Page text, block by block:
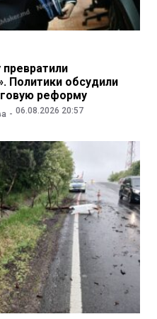
превратили
Политики обсудили
реформу
06.08.2026 20:57